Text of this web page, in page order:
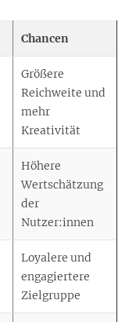
Chancen
Größere
Reichweite und
mehr
Kreativität
Höhere
Wertschätzung
der
Nutzer:innen
Loyalere und
engagiertere
Zielgruppe